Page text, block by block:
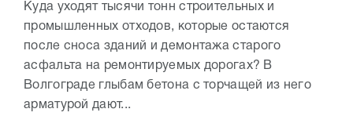
Куда уходят тысячи тонн строительных и
промышленных отходов, которые остаются
после сноса зданий и демонтажа старого
асфальта на ремонтируемых дорогах? В
Волгограде глыбам бетона с торчащей из него
арматурой дают...